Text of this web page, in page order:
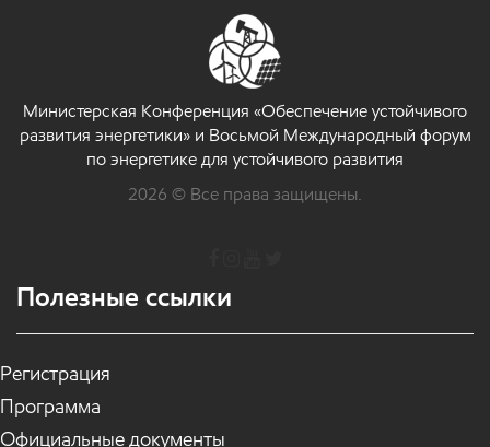
Министерская Конференция «Обеспечение устойчивого
развития энергетики» и Восьмой Международный форум
по энергетике для устойчивого развития
2026 © Все права защищены.
Полезные ссылки
Регистрация
Программа
Официальные документы